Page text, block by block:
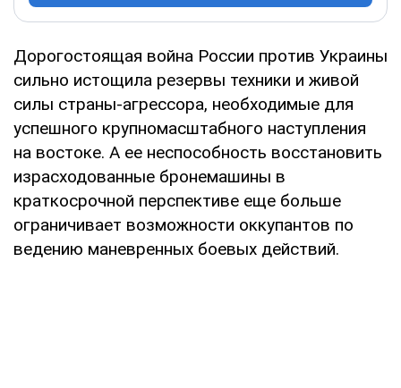
Дорогостоящая война России против Украины
сильно истощила резервы техники и живой
силы страны-агрессора, необходимые для
успешного крупномасштабного наступления
на востоке. А ее неспособность восстановить
израсходованные бронемашины в
краткосрочной перспективе еще больше
ограничивает возможности оккупантов по
ведению маневренных боевых действий.